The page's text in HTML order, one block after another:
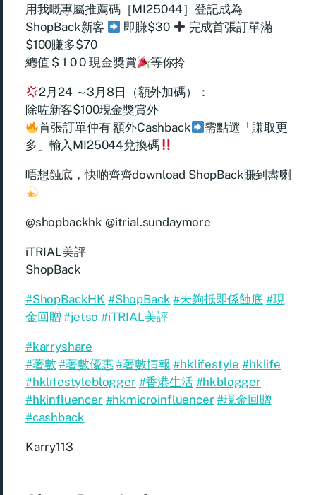
用我嘅專屬推薦碼［MI25044］登記成為
ShopBack新客
即賺$30
完成首張訂單滿
$100賺多$70
總值 $ 1 0 0 現金獎賞
等你拎
2月24 ～3月8日（額外加碼）：
除咗新客$100現金獎賞外
首張訂單仲有 額外Cashback
需點選「賺取更
多」輸入MI25044兌換碼
唔想蝕底，快啲齊齊download ShopBack賺到盡喇
@shopbackhk @itrial.sundaymore
iTRIAL美評
ShopBack
#ShopBackHK #ShopBack #未夠抵即係蝕底 #現
金回贈#jetso #iTRIAL美評
#karryshare
#著數 #著數優惠#著數情報 #hklifestyle #hklife
#hklifestyleblogger #香港生活 #hkblogger
#hkinfluencer #hkmicroinfluencer #現金回贈
#cashback
Karry113